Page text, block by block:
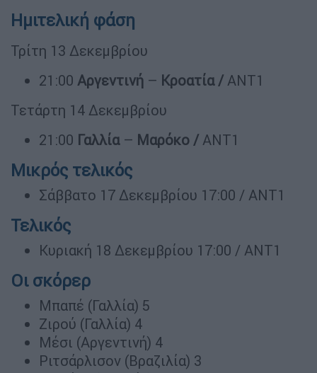
Ημιτελική φάση
Τρίτη 13 Δεκεμβρίου
21:00 Αργεντινή – Κροατία / ΑΝΤ1
Τετάρτη 14 Δεκεμβρίου
21:00 Γαλλία– Μαρόκο / ΑΝΤ1
Μικρός τελικός
Σάββατο 17 Δεκεμβρίου 17:00 / ΑΝΤ1
Τελικός
Κυριακή 18 Δεκεμβρίου 17:00 / ΑΝΤ1
Οι σκόρερ
Μπαπέ (Γαλλία) 5
Ζιρού (Γαλλία) 4
Μέσι (Αργεντινή) 4
Ριτσάρλισον (Βραζιλία) 3